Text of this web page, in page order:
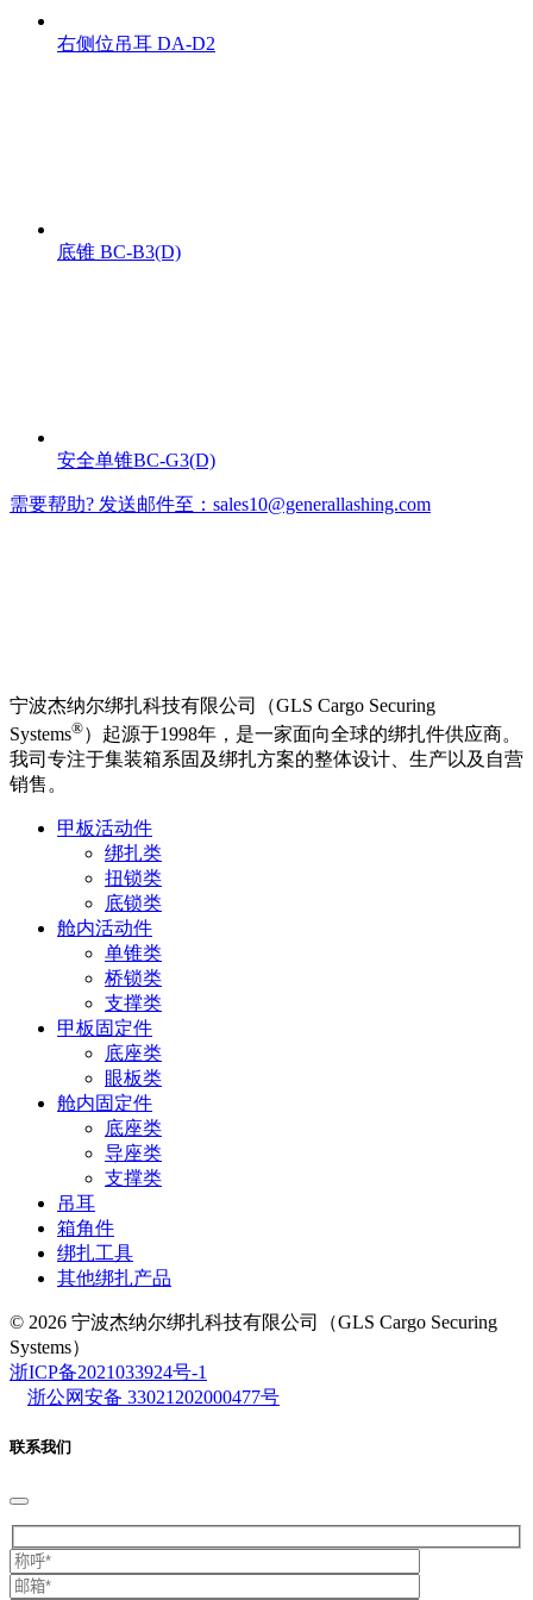
右侧位吊耳 DA-D2
底锥 BC-B3(D)
安全单锥BC-G3(D)
需要帮助? 发送邮件至：sales10@generallashing.com
宁波杰纳尔绑扎科技有限公司（GLS Cargo Securing
Systems®）起源于1998年，是一家面向全球的绑扎件供应商。
我司专注于集装箱系固及绑扎方案的整体设计、生产以及自营
销售。
甲板活动件
绑扎类
扭锁类
底锁类
舱内活动件
单锥类
桥锁类
支撑类
甲板固定件
底座类
眼板类
舱内固定件
底座类
导座类
支撑类
吊耳
箱角件
绑扎工具
其他绑扎产品
© 2026 宁波杰纳尔绑扎科技有限公司（GLS Cargo Securing
Systems）
浙ICP备2021033924号-1
浙公网安备 33021202000477号
联系我们